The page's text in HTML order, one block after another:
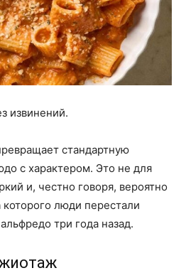
извинений.
стандартную
с характером. Это не для
и, честно говоря, вероятно
которого люди перестали
три года назад.